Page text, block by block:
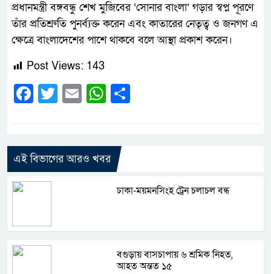
প্রধানমন্ত্রী বঙ্গবন্ধু শেখ মুজিবের ‘সোনার বাংলা’ গড়ার স্বপ্ন পূরণে
তাঁর প্রতিশ্রুতি পুনর্ব্যক্ত করেন এবং কাতারের নেতৃত্ব ও জনগণ এ
ক্ষেত্রে বাংলাদেশের পাশে থাকবে বলে আস্থা প্রকাশ করেন।
Post Views: 143
Facebook
Twitter
EmailWhatsApp
এই বিভাগের আরও খবর
ঢাকা-ময়মনসিংহ ট্রেন চলাচল বন্ধ
বগুড়ায় বাসচাপায় ৬ শ্রমিক নিহত,
আহত অন্তত ১৫